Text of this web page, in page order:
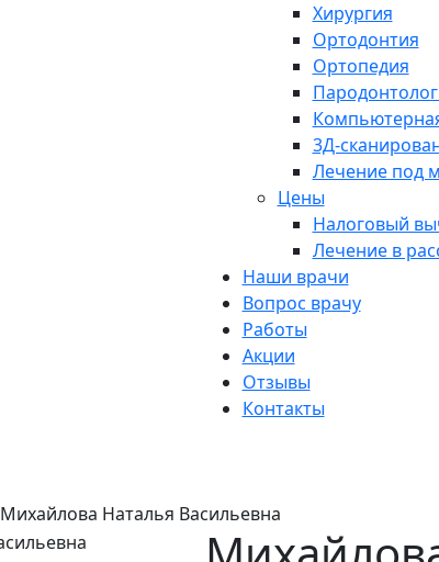
Хирургия
Ортодонтия
Ортопедия
3Д-
Лечение под
Цены
Налоговый
Лечение в
Наши врачи
Вопрос врачу
Работы
Акции
Отзывы
Контакты
Михайлова Наталья Васильевна